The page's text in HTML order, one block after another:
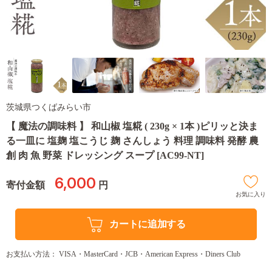
茨城県つくばみらい市
【 魔法の調味料 】 和山椒 塩糀 ( 230g × 1本 )ピリッと決ま
る一皿に 塩麹 塩こうじ 麹 さんしょう 料理 調味料 発酵 農
創 肉 魚 野菜 ドレッシング スープ [AC99-NT]
寄付金額 6,000 円
お気に入り
カートに追加する
お支払い方法： VISA・MasterCard・JCB・American Express・Diners Club